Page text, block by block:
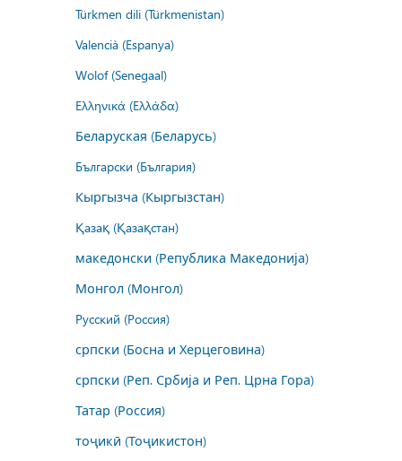
Türkmen dili (Türkmenistan)
Valencià (Espanya)
Wolof (Senegaal)
Ελληνικά (Ελλάδα)
Беларуская (Беларусь)
Български (България)
Кыргызча (Кыргызстан)
Қазақ (Қазақстан)
македонски (Република Македонија)
Монгол (Монгол)
Русский (Россия)
српски (Босна и Херцеговина)
српски (Реп. Србија и Реп. Црна Гора)
Татар (Россия)
тоҷикӣ (Тоҷикистон)